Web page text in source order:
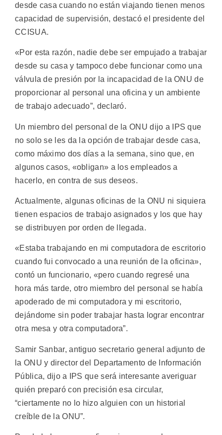
desde casa cuando no están viajando tienen menos
capacidad de supervisión, destacó el presidente del
CCISUA.
«Por esta razón, nadie debe ser empujado a trabajar
desde su casa y tampoco debe funcionar como una
válvula de presión por la incapacidad de la ONU de
proporcionar al personal una oficina y un ambiente
de trabajo adecuado”, declaró.
Un miembro del personal de la ONU dijo a IPS que
no solo se les da la opción de trabajar desde casa,
como máximo dos días a la semana, sino que, en
algunos casos, «obligan» a los empleados a
hacerlo, en contra de sus deseos.
Actualmente, algunas oficinas de la ONU ni siquiera
tienen espacios de trabajo asignados y los que hay
se distribuyen por orden de llegada.
«Estaba trabajando en mi computadora de escritorio
cuando fui convocado a una reunión de la oficina»,
contó un funcionario, «pero cuando regresé una
hora más tarde, otro miembro del personal se había
apoderado de mi computadora y mi escritorio,
dejándome sin poder trabajar hasta lograr encontrar
otra mesa y otra computadora”.
Samir Sanbar, antiguo secretario general adjunto de
la ONU y director del Departamento de Información
Pública, dijo a IPS que será interesante averiguar
quién preparó con precisión esa circular,
“ciertamente no lo hizo alguien con un historial
creíble de la ONU”.